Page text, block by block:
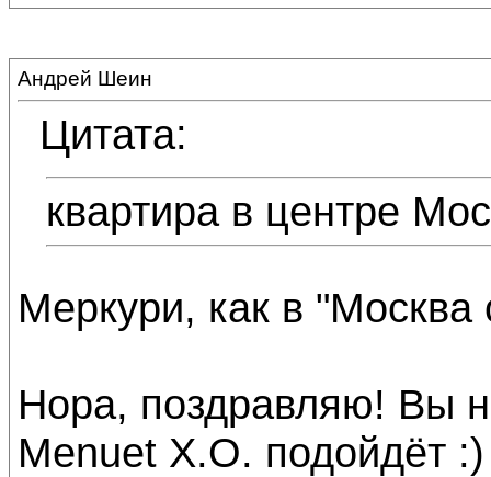
Андрей Шеин
Цитата:
квартира в центре
Меркури, как в "Москва
Нора, поздравляю! Вы
Menuet X.O. подойдёт :)